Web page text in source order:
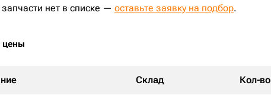
нет в списке — оставьте заявку на подбор.
цены
Склад Кол-во